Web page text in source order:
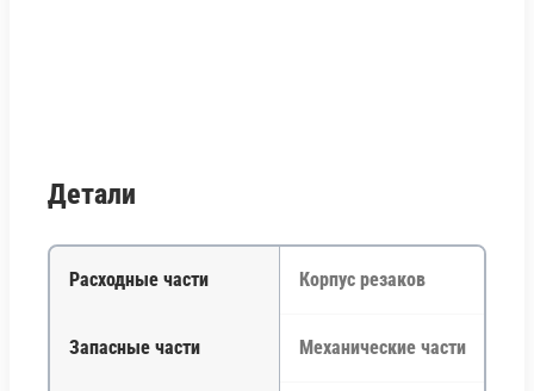
Детали
Расходные части Корпус резаков
Запасные части Механические части